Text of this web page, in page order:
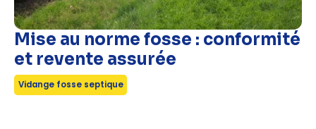
Mise au norme fosse : conformité
et revente assurée
Vidange fosse septique